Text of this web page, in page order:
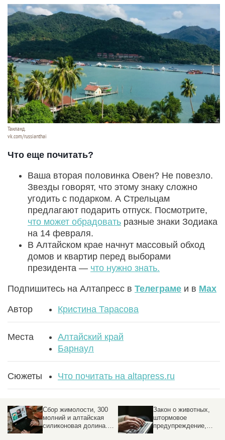
Таиланд.
vk.com/russianthai
Что еще почитать?
Ваша вторая половинка Овен? Не повезло.
Звезды говорят, что этому знаку сложно
угодить с подарком. А Стрельцам
предлагают подарить отпуск. Посмотрите,
что может обрадовать разные знаки Зодиака
на 14 февраля.
В Алтайском крае начнут массовый обход
домов и квартир перед выборами
президента — что нужно знать.
Подпишитесь на Алтапресс в Телеграме и в Max
Автор Кристина Тарасова
Места
Алтайский край
Барнаул
Сюжеты Что почитать на altapress.ru
Сбор жимолости, 300
молний и алтайская
силиконовая долина.
Закон о животных,
штормовое
предупреждение,